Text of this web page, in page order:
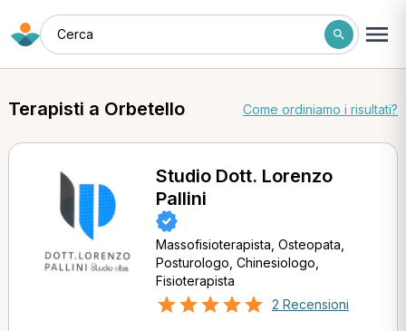
Cerca
Terapisti a Orbetello Come ordiniamo i risultati?
Studio Dott. Lorenzo
Pallini
Massofisioterapista, Osteopata,
Posturologo, Chinesiologo,
Fisioterapista
2 Recensioni